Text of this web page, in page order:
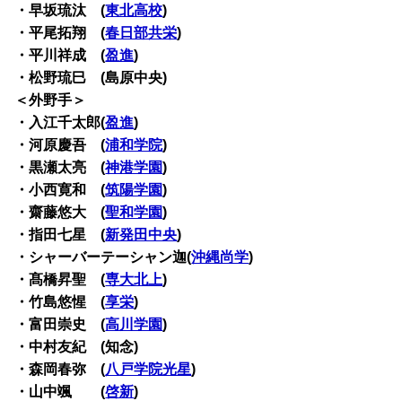
・早坂琉汰 (東北高校)
・平尾拓翔 (春日部共栄)
・平川祥成 (盈進)
・松野琉巳 (島原中央)
＜外野手＞
・入江千太郎(盈進)
・河原慶吾 (浦和学院)
・黒瀬太亮 (神港学園)
・小西寛和 (筑陽学園)
・齋藤悠大 (聖和学園)
・指田七星 (新発田中央)
・シャーバーテーシャン迦(沖縄尚学)
・髙橋昇聖 (専大北上)
・竹島悠惺 (享栄)
・富田崇史 (高川学園)
・中村友紀 (知念)
・森岡春弥 (八戸学院光星)
・山中颯 (啓新)